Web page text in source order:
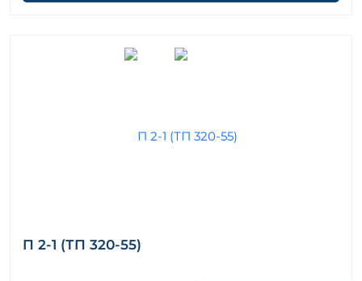
П 2-1 (ТП 320-55)